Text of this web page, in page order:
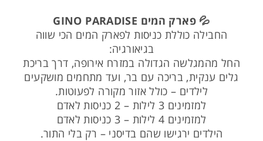
💦 פארק המים GINO PARADISE
החבילה כוללת כניסות לפארק המים הכי שווה
בגיאורגיה:
החל מהמגלשה הגדולה במזרח אירופה, דרך בריכת
גלים ענקית, בריכה עם בר, ועד מתחמים מושקעים
לילדים – כולל אזור מקורה לפעוטות.
למזמינים 3 לילות – 2 כניסות לאדם
למזמינים 4 לילות – 3 כניסות לאדם
הילדים ירגישו שהם בדיסני – רק בלי התור.